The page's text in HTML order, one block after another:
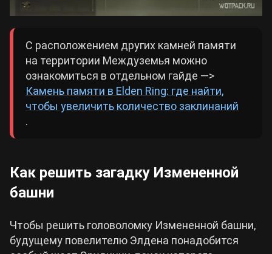
С расположением других камней памяти
на территории Междуземья можно
ознакомиться в отдельном гайде —>
Камень памяти в Elden Ring: где найти,
чтобы увеличить количество заклинаний
.
Как решить загадку Измененной
башни
Чтобы решить головоломку Измененной башни,
будущему повелителю Элдена понадобится